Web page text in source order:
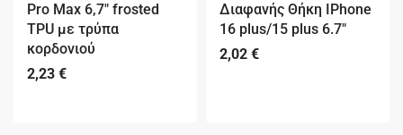
Pro Max 6,7″ frosted
TPU με τρύπα
κορδονιού
2,23 €
Διαφανής Θήκη IPhone
16 plus/15 plus 6.7″
2,02 €